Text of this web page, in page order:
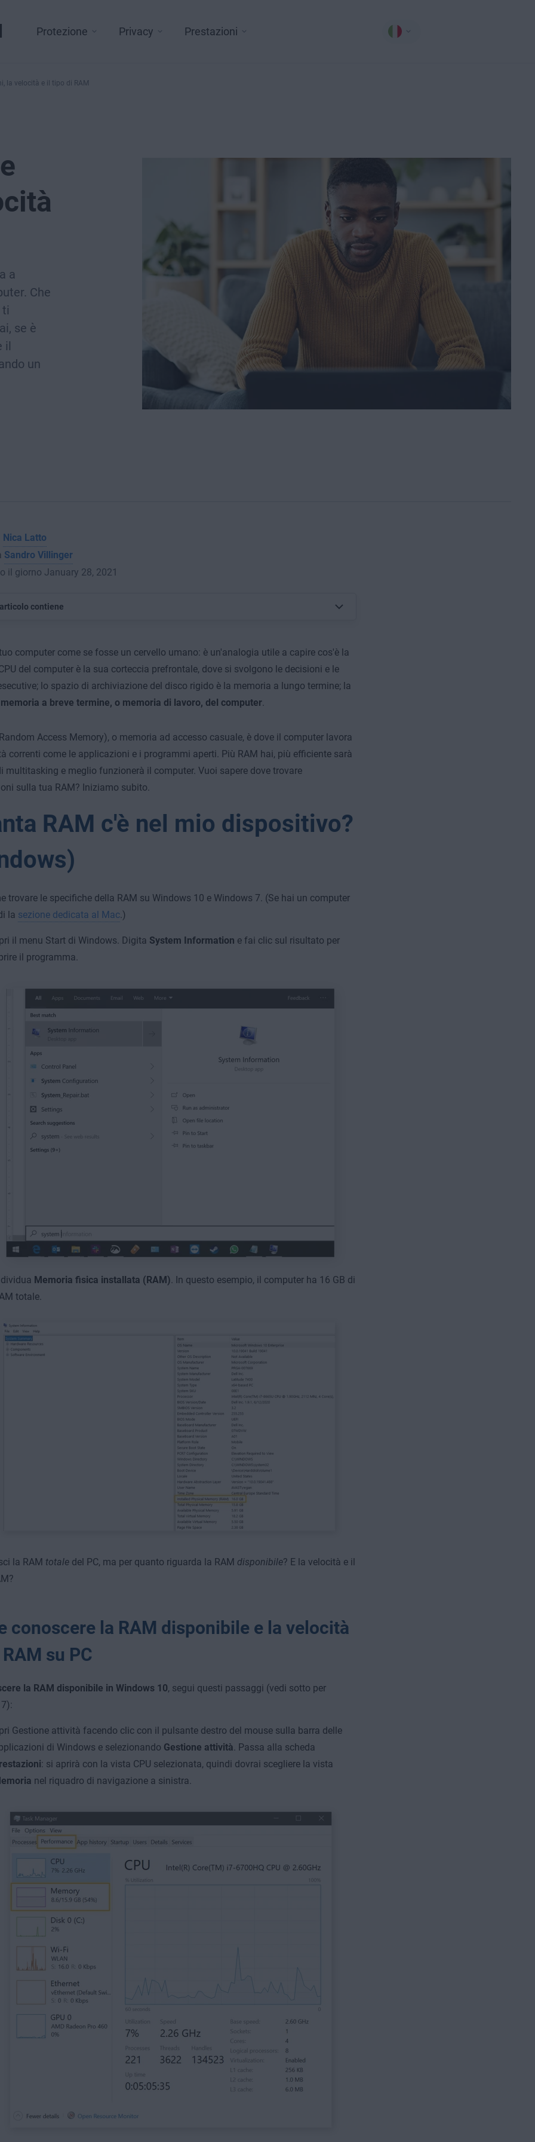
Protezione Privacy Prestazioni
la velocità e il tipo di RAM
a
Che
ti
se è
il
un
Nica Latto
Sandro Villinger
il giorno January 28, 2021
contiene
computer come se fosse un cervello umano: è un'analogia utile a capire cos'è la
del computer è la sua corteccia prefrontale, dove si svolgono le decisioni e le
lo spazio di archiviazione del disco rigido è la memoria a lungo termine; la
a breve termine, o memoria di lavoro, del computer.
Access Memory), o memoria ad accesso casuale, è dove il computer lavora
correnti come le applicazioni e i programmi aperti. Più RAM hai, più efficiente sarà
multitasking e meglio funzionerà il computer. Vuoi sapere dove trovare
sulla tua RAM? Iniziamo subito.
RAM c'è nel mio dispositivo?
trovare le specifiche della RAM su Windows 10 e Windows 7. (Se hai un computer
la sezione dedicata al Mac.)
il menu Start di Windows. Digita System Information e fai clic sul risultato per
il programma.
Memoria fisica installata (RAM). In questo esempio, il computer ha 16 GB di
totale.
la RAM totaledel PC, ma per quanto riguarda la RAM disponibile? E la velocità e il
conoscere la RAM disponibile e la velocità
su PC
la RAM disponibile in Windows 10, segui questi passaggi (vedi sotto per
Gestione attività facendo clic con il pulsante destro del mouse sulla barra delle
di Windows e selezionando Gestione attività. Passa alla scheda
: si aprirà con la vista CPU selezionata, quindi dovrai scegliere la vista
nel riquadro di navigazione a sinistra.